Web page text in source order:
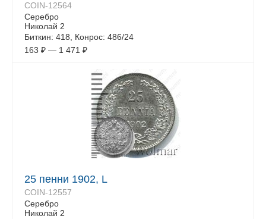
COIN-12564
Серебро
Николай 2
Биткин: 418, Конрос: 486/24
163 ₽ — 1 471 ₽
25 пенни 1902, L
COIN-12557
Серебро
Николай 2